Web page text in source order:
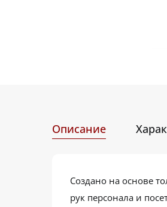
Описание
Создано на основе
рук персонала и